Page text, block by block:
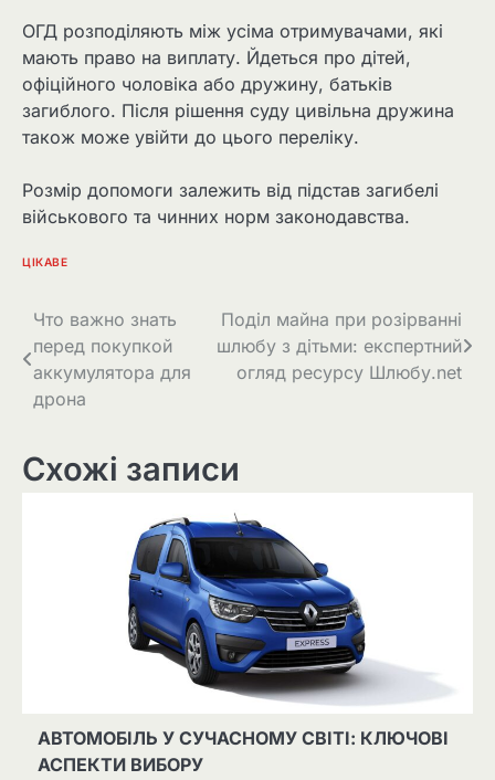
ОГД розподіляють між усіма отримувачами, які
мають право на виплату. Йдеться про дітей,
офіційного чоловіка або дружину, батьків
загиблого. Після рішення суду цивільна дружина
також може увійти до цього переліку.
Розмір допомоги залежить від підстав загибелі
військового та чинних норм законодавства.
ЦІКАВЕ
Навігація
записів
Что важно знать
перед покупкой
аккумулятора для
дрона
Поділ майна при розірванні
шлюбу з дітьми: експертний
огляд ресурсу Шлюбу.net
Схожі записи
АВТОМОБІЛЬ У СУЧАСНОМУ СВІТІ: КЛЮЧОВІ
АСПЕКТИ ВИБОРУ